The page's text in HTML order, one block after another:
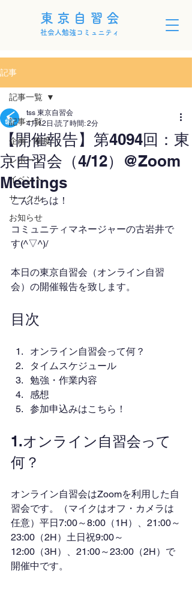
東京自習会
社会人勉強コミュニティ
記事
記事一覧
企画・制度
レポート
イベント
サークル
お知らせ
記事一覧
【開催報告】第4094回：東
京自習会（4/12）@Zoom
Meetings
tss 東京自習会
4月12日 読了時間: 2分
こんにちは！
コミュニティマネージャーの古岩井で
す(^▽^)/
本日の東京自習会（オンライン自習
会）の開催報告を致します。
目次
オンライン自習会って何？
タイムスケジュール
勉強・作業内容
感想
参加申込みはこちら！
1.オンライン自習会って
何？
オンライン自習会はZoomを利用した自
習会です。（マイクはオフ・カメラは
任意）平日7:00～8:00（1H）、21:00～
23:00（2H）土日祝9:00～
12:00（3H）、21:00～23:00（2H）で
開催中です。